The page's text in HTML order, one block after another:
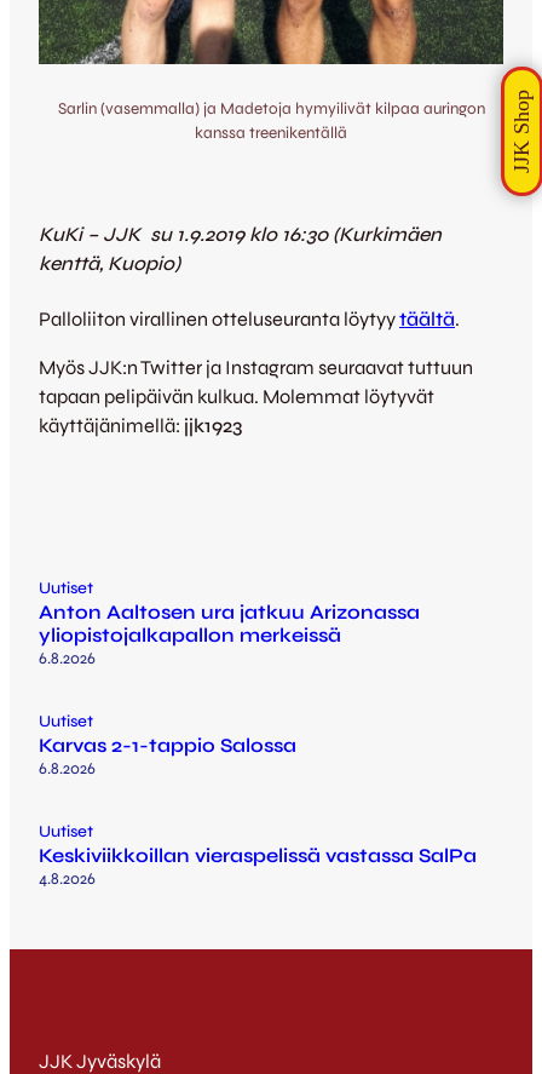
Sarlin (vasemmalla) ja Madetoja hymyilivät kilpaa auringon
kanssa treenikentällä
KuKi – JJK su 1.9.2019 klo 16:30 (Kurkimäen
kenttä, Kuopio)
Palloliiton virallinen otteluseuranta löytyytäältä.
Myös JJK:n Twitter ja Instagram seuraavat tuttuun
tapaan pelipäivän kulkua. Molemmat löytyvät
käyttäjänimellä: jjk1923
Uutiset
Anton Aaltosen ura jatkuu Arizonassa
yliopistojalkapallon merkeissä
6.8.2026
Uutiset
Karvas 2-1-tappio Salossa
6.8.2026
Uutiset
Keskiviikkoillan vieraspelissä vastassa SalPa
4.8.2026
JJK Jyväskylä